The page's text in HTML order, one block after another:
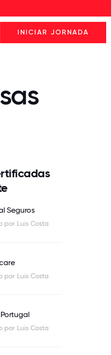
INICIAR JORNADA
Seguros
por Luis Costa
por Luis Costa
Portugal
por Luis Costa